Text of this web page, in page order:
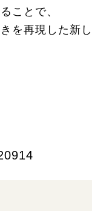
ことで、
を再現した新